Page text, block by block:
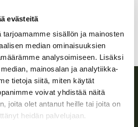
evästeitä
tarjoamamme sisällön ja mainosten
median ominaisuuksien
analysoimiseen. Lisäksi
mainosalan ja analytiikka-
tietoja siitä, miten käytät
voivat yhdistää näitä
joita olet antanut heille tai joita on
heidän palvelujaan.